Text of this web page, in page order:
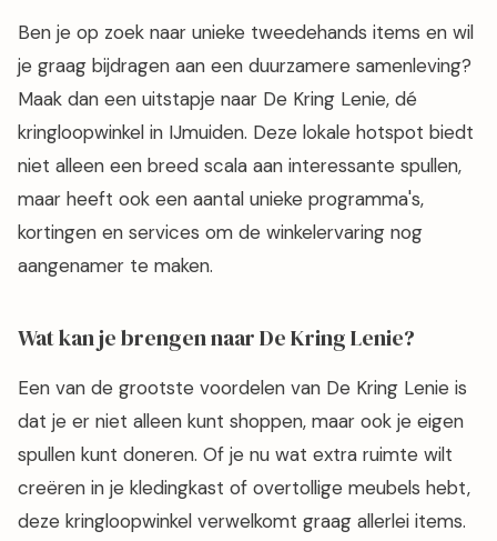
Ben je op zoek naar unieke tweedehands items en wil
je graag bijdragen aan een duurzamere samenleving?
Maak dan een uitstapje naar De Kring Lenie, dé
kringloopwinkel in IJmuiden. Deze lokale hotspot biedt
niet alleen een breed scala aan interessante spullen,
maar heeft ook een aantal unieke programma's,
kortingen en services om de winkelervaring nog
aangenamer te maken.
Wat kan je brengen naar De Kring Lenie?
Een van de grootste voordelen van De Kring Lenie is
dat je er niet alleen kunt shoppen, maar ook je eigen
spullen kunt doneren. Of je nu wat extra ruimte wilt
creëren in je kledingkast of overtollige meubels hebt,
deze kringloopwinkel verwelkomt graag allerlei items.